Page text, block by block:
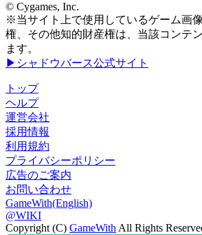
© Cygames, Inc.
※当サイト上で使用しているゲーム画
権、その他知的財産権は、当該コンテ
ます。
▶シャドウバース公式サイト
トップ
ヘルプ
運営会社
採用情報
利用規約
プライバシーポリシー
広告のご案内
お問い合わせ
GameWith(English)
@WIKI
Copyright (C) GameWith All Rights